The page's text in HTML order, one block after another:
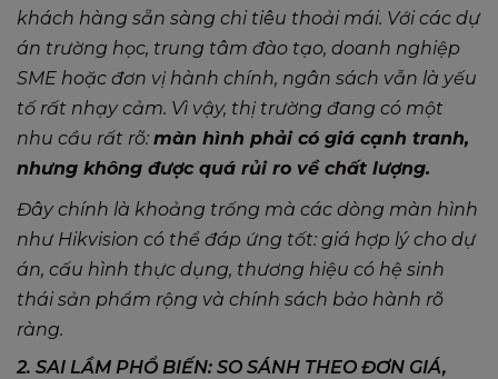
khách hàng sẵn sàng chi tiêu thoải mái. Với các dự
án trường học, trung tâm đào tạo, doanh nghiệp
SME hoặc đơn vị hành chính, ngân sách vẫn là yếu
tố rất nhạy cảm. Vì vậy, thị trường đang có một
nhu cầu rất rõ: màn hình phải có giá cạnh tranh,
nhưng không được quá rủi ro về chất lượng.
Đây chính là khoảng trống mà các dòng màn hình
như Hikvision có thể đáp ứng tốt: giá hợp lý cho dự
án, cấu hình thực dụng, thương hiệu có hệ sinh
thái sản phẩm rộng và chính sách bảo hành rõ
ràng.
2. SAI LẦM PHỔ BIẾN: SO SÁNH THEO ĐƠN GIÁ,